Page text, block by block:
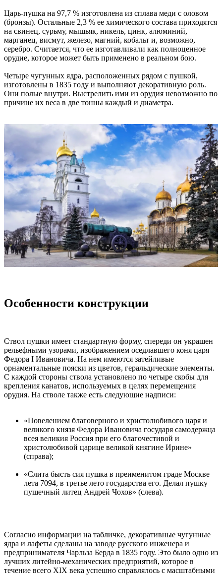
Царь-пушка на 97,7 % изготовлена из сплава меди с оловом
(бронзы). Остальные 2,3 % ее химического состава приходятся
на свинец, сурьму, мышьяк, никель, цинк, алюминий,
марганец, висмут, железо, магний, кобальт и, возможно,
серебро. Считается, что ее изготавливали как полноценное
орудие, которое может быть применено в реальном бою.
Четыре чугунных ядра, расположенных рядом с пушкой,
изготовлены в 1835 году и выполняют декоративную роль.
Они полые внутри. Выстрелить ими из орудия невозможно по
причине их веса в две тонны каждый и диаметра.
Особенности конструкции
Ствол пушки имеет стандартную форму, спереди он украшен
рельефными узорами, изображением оседлавшего коня царя
Федора I Ивановича. На нем имеются затейливые
орнаментальные пояски из цветов, геральдические элементы.
С каждой стороны ствола установлено по четыре скобы для
крепления канатов, используемых в целях перемещения
орудия. На стволе также есть следующие надписи:
«Повелением благоверного и христолюбивого царя и
великого князя Федора Ивановича государя самодержца
всея великия Россия при его благочестивой и
христолюбивой царице великой княгине Ирине»
(справа);
«Слита бысть сия пушка в преименитом граде Москве
лета 7094, в третье лето государства его. Делал пушку
пушечный литец Андрей Чохов» (слева).
Согласно информации на табличке, декоративные чугунные
ядра и лафеты сделаны на заводе русского инженера и
предпринимателя Чарльза Берда в 1835 году. Это было одно из
лучших литейно-механических предприятий, которое в
течение всего XIX века успешно справлялось с масштабными